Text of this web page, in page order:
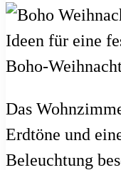
Das
Erdtöne und
Beleuchtung